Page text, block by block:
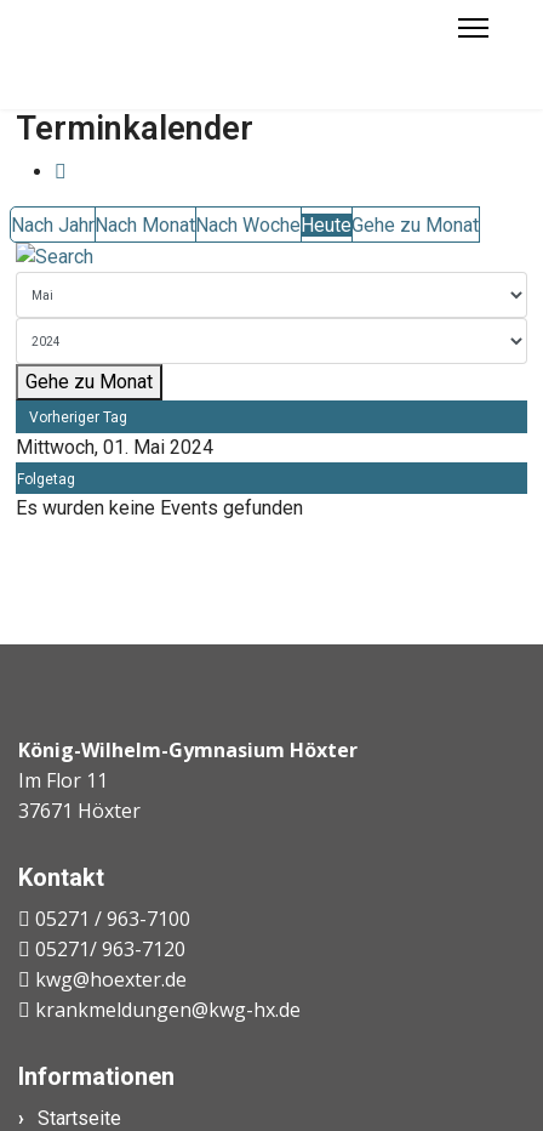
Terminkalender
Nach JahrNach MonatNach WocheHeuteGehe zu Monat
Gehe zu Monat
Vorheriger Tag
Mittwoch, 01. Mai 2024
Folgetag
Es wurden keine Events gefunden
König-Wilhelm-Gymnasium Höxter
Im Flor 11
37671 Höxter
Kontakt
05271 / 963-7100
05271/ 963-7120
kwg@hoexter.de
krankmeldungen@kwg-hx.de
Informationen
Startseite